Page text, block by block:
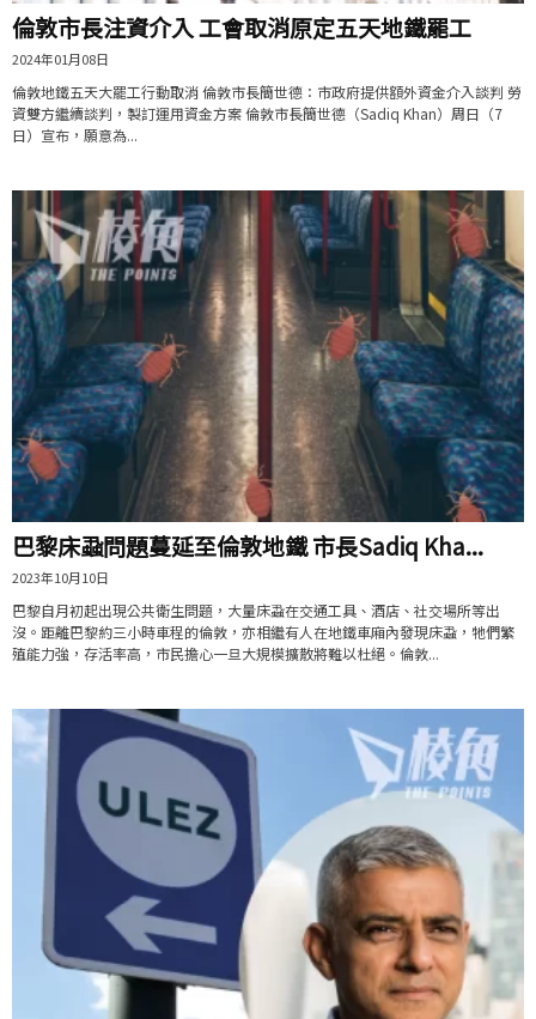
倫敦市長注資介入 工會取消原定五天地鐵罷工
2024年01月08日
倫敦地鐵五天大罷工行動取消 倫敦市長簡世德：市政府提供額外資金介入談判 勞
資雙方繼續談判，製訂運用資金方案 倫敦市長簡世德（Sadiq Khan）周日（7
日）宣布，願意為...
巴黎床蝨問題蔓延至倫敦地鐵 市長Sadiq Kha...
2023年10月10日
巴黎自月初起出現公共衛生問題，大量床蝨在交通工具、酒店、社交場所等出
沒。距離巴黎約三小時車程的倫敦，亦相繼有人在地鐵車廂內發現床蝨，牠們繁
殖能力強，存活率高，市民擔心一旦大規模擴散將難以杜絕。倫敦...